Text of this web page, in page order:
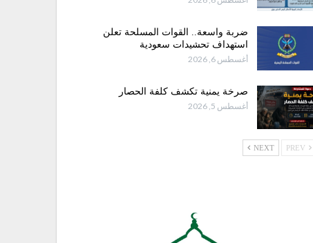
ضربة واسعة.. القوات المسلحة تعلن
استهداف تحشيدات سعودية
أغسطس 6, 2026
صرخة يمنية تكشف كلفة الحصار
أغسطس 5, 2026
NEXT